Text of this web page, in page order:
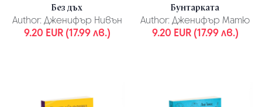
Без дъх
Author: Дженифър Нивън
9.20 EUR (17.99 лв.)
Бунтарката
Author: Дженифър Матю
9.20 EUR (17.99 лв.)